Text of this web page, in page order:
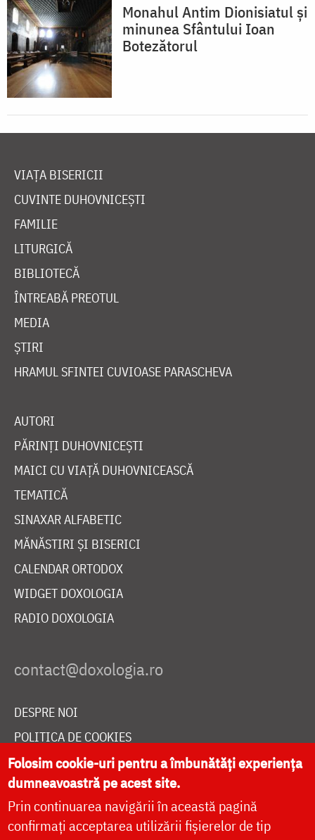
Monahul Antim Dionisiatul și
minunea Sfântului Ioan
Botezătorul
VIAȚA BISERICII
CUVINTE DUHOVNICEȘTI
FAMILIE
LITURGICĂ
BIBLIOTECĂ
ÎNTREABĂ PREOTUL
MEDIA
ȘTIRI
HRAMUL SFINTEI CUVIOASE PARASCHEVA
AUTORI
PĂRINȚI DUHOVNICEȘTI
MAICI CU VIAȚĂ DUHOVNICEASCĂ
TEMATICĂ
SINAXAR ALFABETIC
MĂNĂSTIRI ȘI BISERICI
CALENDAR ORTODOX
WIDGET DOXOLOGIA
RADIO DOXOLOGIA
DESPRE NOI
POLITICA DE COOKIES
DONEAZĂ ONLINE PENTRU CATEDRALA NAȚIONALĂ
LIVE
Folosim cookie-uri pentru a îmbunătăți experiența
dumneavoastră pe acest site.
Prin continuarea navigării în această pagină
confirmați acceptarea utilizării fișierelor de tip